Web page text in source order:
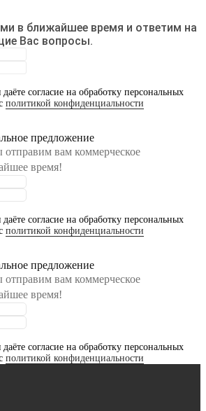
в ближайшее время и ответим на
Вас вопросы.
согласие на обработку персональных
политикой конфиденциальности
предложение
отправим вам коммерческое
время!
согласие на обработку персональных
политикой конфиденциальности
предложение
отправим вам коммерческое
время!
согласие на обработку персональных
политикой конфиденциальности